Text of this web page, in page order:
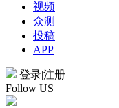
视频
众测
投稿
APP
登录|注册
Follow US